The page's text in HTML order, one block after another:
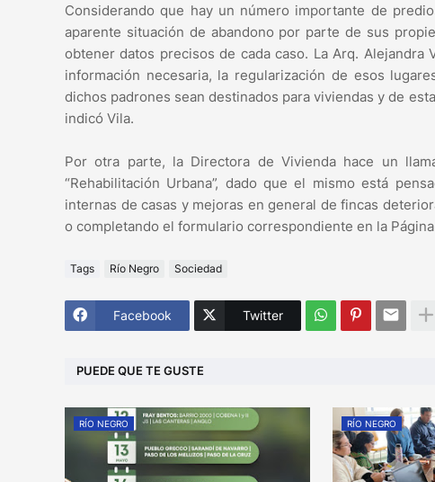
Considerando que hay un número importante de
aparente situación de abandono por parte de sus
obtener datos precisos de cada caso. La Arq.
información necesaria, la regularización de esos
dichos padrones sean destinados para viviendas y de
indicó Vila.
Por otra parte, la Directora de Vivienda hace un
“Rehabilitación Urbana”, dado que el mismo está
internas de casas y mejoras en general de fincas
o completando el formulario correspondiente en la
Tags Río Negro Sociedad
Facebook Twitter
PUEDE QUE TE GUSTE
RÍO NEGRO RÍO NEGRO